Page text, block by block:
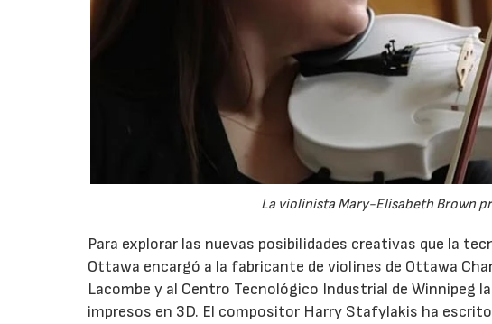
La violinista Mary-Elisabeth Brown
Para explorar las nuevas posibilidades creativas que la
Ottawa encargó a la fabricante de violines de Ottawa
Lacombe y al Centro Tecnológico Industrial de Winnipeg
impresos en 3D. El compositor Harry Stafylakis ha